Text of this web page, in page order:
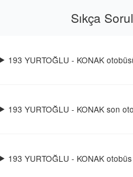
Sıkça
193 YURTOĞLU - KONAK
193 YURTOĞLU - KONAK son
193 YURTOĞLU - KONAK